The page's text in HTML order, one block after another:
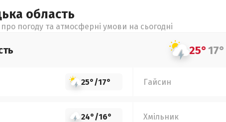
область
погоду та атмосферні умови на сьогодні
25°17°
25°/17° Гайсин
24°/16° Хмільник